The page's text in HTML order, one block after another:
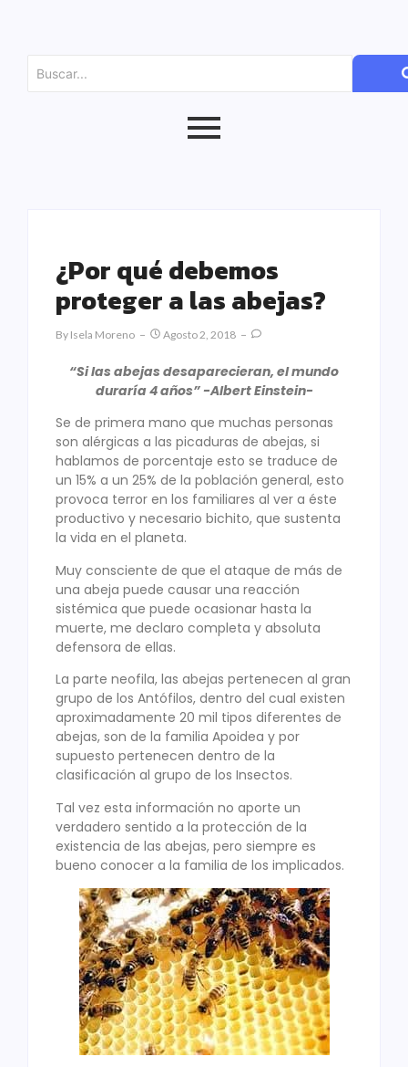
¿Por qué debemos
proteger a las abejas?
By Isela Moreno Agosto 2, 2018
“Si las abejas desaparecieran, el mundo
duraría 4 años” -Albert Einstein-
Se de primera mano que muchas personas
son alérgicas a las picaduras de abejas, si
hablamos de porcentaje esto se traduce de
un 15% a un 25% de la población general, esto
provoca terror en los familiares al ver a éste
productivo y necesario bichito, que sustenta
la vida en el planeta.
Muy consciente de que el ataque de más de
una abeja puede causar una reacción
sistémica que puede ocasionar hasta la
muerte, me declaro completa y absoluta
defensora de ellas.
La parte neofila, las abejas pertenecen al gran
grupo de los Antófilos, dentro del cual existen
aproximadamente 20 mil tipos diferentes de
abejas, son de la familia Apoidea y por
supuesto pertenecen dentro de la
clasificación al grupo de los Insectos.
Tal vez esta información no aporte un
verdadero sentido a la protección de la
existencia de las abejas, pero siempre es
bueno conocer a la familia de los implicados.